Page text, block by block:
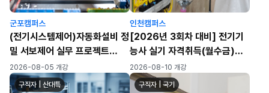
군포캠퍼스
(전기시스템제어)자동화설비 정
밀 서보제어 실무 프로젝트
(PLC/HMI/시퀸스)-A
2026-08-05 개강
인천캠퍼스
[2026년 3회차 대비] 전기기
능사 실기 자격취득(월수금)
(72h)
2026-08-10 개강
구직자 | 산대특 구직자 | 국기